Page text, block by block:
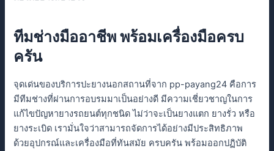
ทีมช่างมืออาชีพ พร้อมเครื่องมือครบ
ครัน
จุดเด่นของบริการปะยางนอกสถานที่จาก pp-payang24 คือการ
มีทีมช่างที่ผ่านการอบรมมาเป็นอย่างดี มีความเชี่ยวชาญในการ
แก้ไขปัญหายางรถยนต์ทุกชนิด ไม่ว่าจะเป็นยางแตก ยางรั่ว หรือ
ยางระเบิด เรามั่นใจว่าสามารถจัดการได้อย่างมีประสิทธิภาพ
ด้วยอุปกรณ์และเครื่องมือที่ทันสมัย ครบครัน พร้อมออกปฏิบัติ